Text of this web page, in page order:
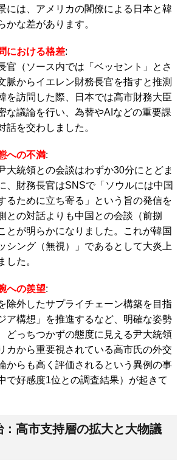
には、アメリカの閣僚による日本と韓
かな差があります。
における格差:
官（ソース内では「ベッセント」とさ
脈からイエレン財務長官を指すと推測
を訪問した際、日本では高市財務大臣
な議論を行い、為替やAIなどの重要課
話を交わしました。
への不満:
大統領との会談はわずか30分にとどま
、財務長官はSNSで「ソウルには中国
るために立ち寄る」という旨の発信を
との対話よりも中国との会談（前捌
とが明らかになりました。これが韓国
シング（無視）」であるとして大炎上
した。
への羨望:
除外したサプライチェーン構築を目指
ア構想」を推進するなど、明確な姿勢
どっちつかずの態度に見える尹大統領
カから重要視されている高市氏の外交
からも高く評価されるという異例の事
で好感度1位との調査結果）が起きて
高市支持層の拡大と大物議